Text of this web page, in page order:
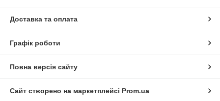
Доставка та оплата
Графік роботи
Повна версія сайту
Сайт створено на маркетплейсі Prom.ua